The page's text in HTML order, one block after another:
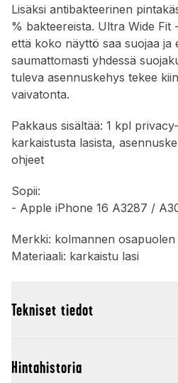
Lisäksi antibakteerinen
% bakteereista. Ultra Wide Fit
että koko näyttö saa suojaa ja
saumattomasti yhdessä
tuleva asennuskehys tekee
vaivatonta.
Pakkaus sisältää: 1 kpl
karkaistusta lasista,
ohjeet
Sopii:
- Apple iPhone 16 A3287 /
Merkki: kolmannen osapuolen
Materiaali: karkaistu lasi
Tekniset tiedot
Hintahistoria